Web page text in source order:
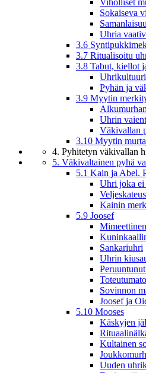
Viholliset
Sokaiseva
Uhria
3.6
3.7 Ritualisoitu
3.8 Tabut, kiellot
Pyhän ja
3.9 Myytin
Uhrin
Väkivallan
3.10 Myytin
4. Pyhitetyn väkivallan
5. Väkivaltainen pyhä
5.1 Kain ja Abel.
Uhri joka
Veljeskateus
Kainin
5.9 Joosef
Sankariuhri
Uhrin
Sovinnon
Joosef ja
5.10 Mooses
Käskyjen
Kultainen
Uuden